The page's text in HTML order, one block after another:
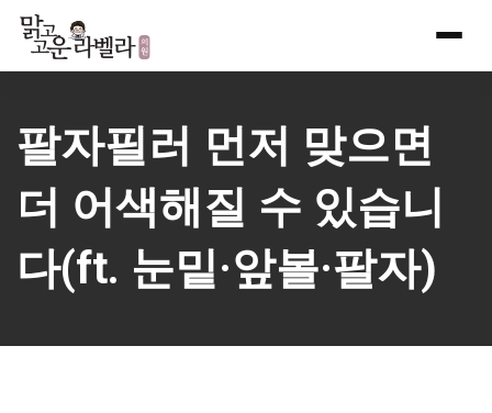
Skip
content
팔자필러 먼저 맞으면
더 어색해질 수 있습니
다(ft. 눈밑·앞볼·팔자)